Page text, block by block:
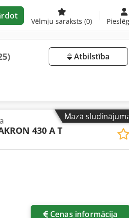
Vēlmju saraksts (0)
Atbilstība
Mazā
430 A T
Cenas informācija